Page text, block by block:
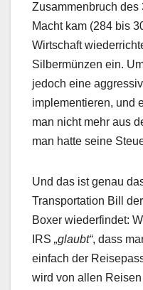
Zusammenbruch des
Macht kam (284 bis
Wirtschaft
Silbermünzen ein.
jedoch eine
implementieren, und
man nicht mehr aus
man hatte seine
Und das ist genau
Transportation Bill
Boxer wiederfindet:
IRS „glaubt“, dass
einfach der
wird von allen